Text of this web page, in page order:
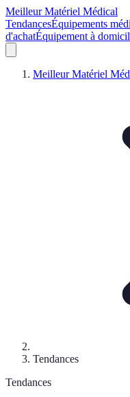
Meilleur Matériel Médical
TendancesÉquipements
d'achatÉquipement à
Meilleur Matériel
Tendances
Tendances